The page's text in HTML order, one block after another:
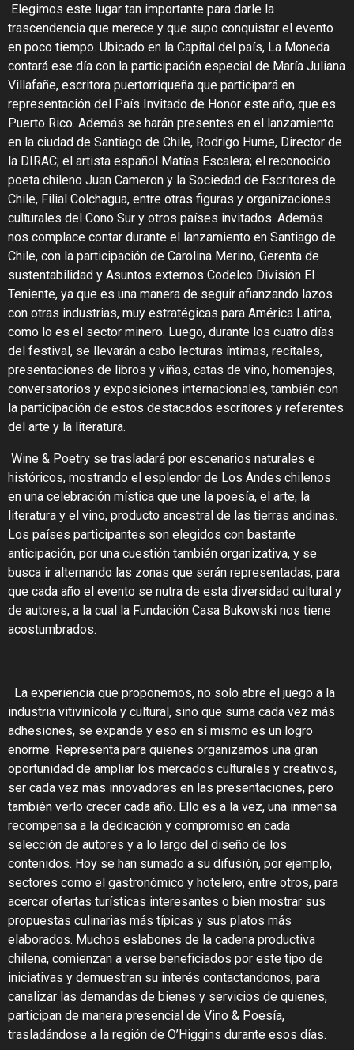
Elegimos este lugar tan importante para darle la
trascendencia que merece y que supo conquistar el evento
en poco tiempo. Ubicado en la Capital del país, La Moneda
contará ese día con la participación especial de María Juliana
Villafañe, escritora puertorriqueña que participará en
representación del País Invitado de Honor este año, que es
Puerto Rico. Además se harán presentes en el lanzamiento
en la ciudad de Santiago de Chile, Rodrigo Hume, Director de
la DIRAC; el artista español Matías Escalera; el reconocido
poeta chileno Juan Cameron y la Sociedad de Escritores de
Chile, Filial Colchagua, entre otras figuras y organizaciones
culturales del Cono Sur y otros países invitados. Además
nos complace contar durante el lanzamiento en Santiago de
Chile, con la participación de Carolina Merino, Gerenta de
sustentabilidad y Asuntos externos Codelco División El
Teniente, ya que es una manera de seguir afianzando lazos
con otras industrias, muy estratégicas para América Latina,
como lo es el sector minero. Luego, durante los cuatro días
del festival, se llevarán a cabo lecturas íntimas, recitales,
presentaciones de libros y viñas, catas de vino, homenajes,
conversatorios y exposiciones internacionales, también con
la participación de estos destacados escritores y referentes
del arte y la literatura.
Wine & Poetry se trasladará por escenarios naturales e
históricos, mostrando el esplendor de Los Andes chilenos
en una celebración mística que une la poesía, el arte, la
literatura y el vino, producto ancestral de las tierras andinas.
Los países participantes son elegidos con bastante
anticipación, por una cuestión también organizativa, y se
busca ir alternando las zonas que serán representadas, para
que cada año el evento se nutra de esta diversidad cultural y
de autores, a la cual la Fundación Casa Bukowski nos tiene
acostumbrados.
La experiencia que proponemos, no solo abre el juego a la
industria vitivinícola y cultural, sino que suma cada vez más
adhesiones, se expande y eso en sí mismo es un logro
enorme. Representa para quienes organizamos una gran
oportunidad de ampliar los mercados culturales y creativos,
ser cada vez más innovadores en las presentaciones, pero
también verlo crecer cada año. Ello es a la vez, una inmensa
recompensa a la dedicación y compromiso en cada
selección de autores y a lo largo del diseño de los
contenidos. Hoy se han sumado a su difusión, por ejemplo,
sectores como el gastronómico y hotelero, entre otros, para
acercar ofertas turísticas interesantes o bien mostrar sus
propuestas culinarias más típicas y sus platos más
elaborados. Muchos eslabones de la cadena productiva
chilena, comienzan a verse beneficiados por este tipo de
iniciativas y demuestran su interés contactandonos, para
canalizar las demandas de bienes y servicios de quienes,
participan de manera presencial de Vino & Poesía,
trasladándose a la región de O’Higgins durante esos días.